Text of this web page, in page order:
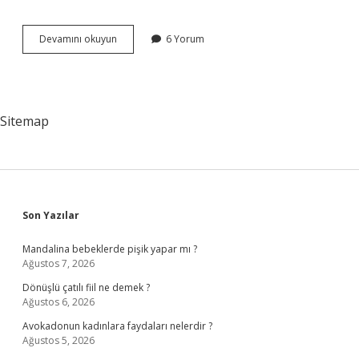
Devamını okuyun
Sefası
6 Yorum
Sitemap
Sidebar
Son Yazılar
Mandalina bebeklerde pişik yapar mı ?
Ağustos 7, 2026
Dönüşlü çatılı fiil ne demek ?
Ağustos 6, 2026
Avokadonun kadınlara faydaları nelerdir ?
Ağustos 5, 2026